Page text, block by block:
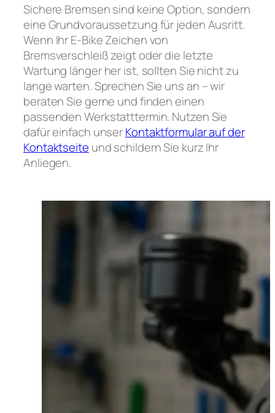
Sichere Bremsen sind keine Option, sondern
eine Grundvoraussetzung für jeden Ausritt.
Wenn Ihr E-Bike Zeichen von
Bremsverschleiß zeigt oder die letzte
Wartung länger her ist, sollten Sie nicht zu
lange warten. Sprechen Sie uns an – wir
beraten Sie gerne und finden einen
passenden Werkstatttermin. Nutzen Sie
dafür einfach unserKontaktformular auf der
Kontaktseite und schildern Sie kurz Ihr
Anliegen.